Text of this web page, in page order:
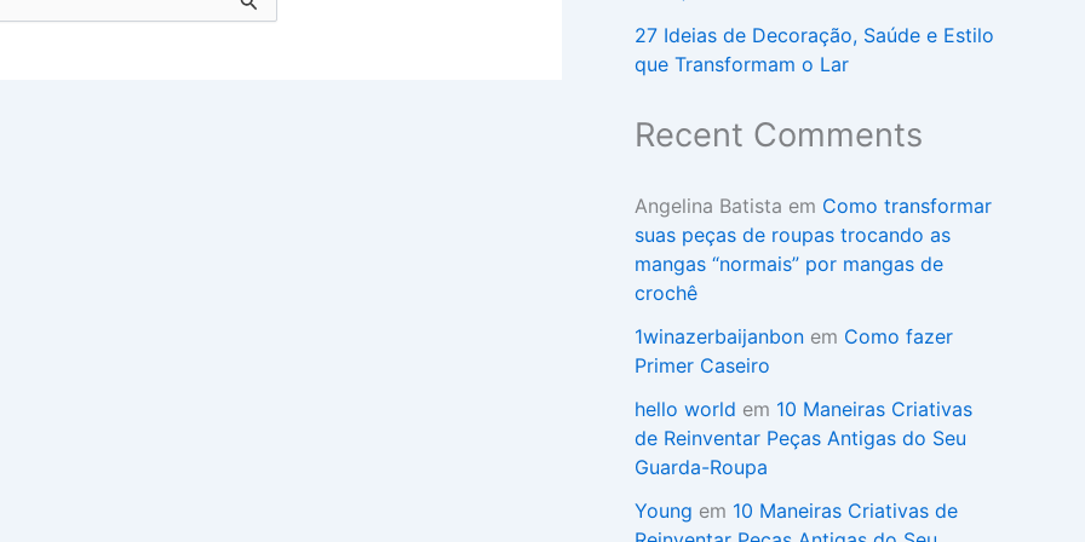
27 Ideias de Decoração, Saúde e Estilo
que Transformam o Lar
Recent Comments
Angelina Batista em Como transformar
suas peças de roupas trocando as
mangas “normais” por mangas de
crochê
1winazerbaijanbon em Como fazer
Primer Caseiro
hello world em 10 Maneiras Criativas
de Reinventar Peças Antigas do Seu
Guarda-Roupa
Young em 10 Maneiras Criativas de